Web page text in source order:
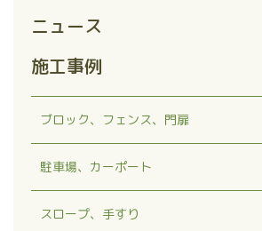
ニュース
施工事例
ブロック、フェンス、門扉
駐車場、カーポート
スロープ、手すり